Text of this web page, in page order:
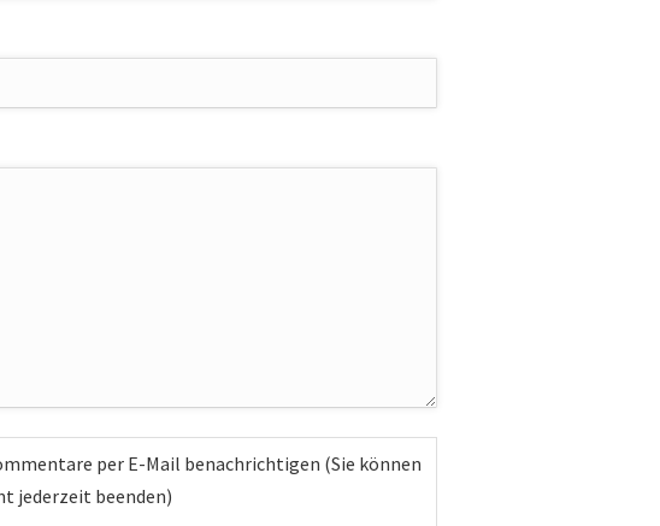
per E-Mail benachrichtigen (Sie können
jederzeit beenden)